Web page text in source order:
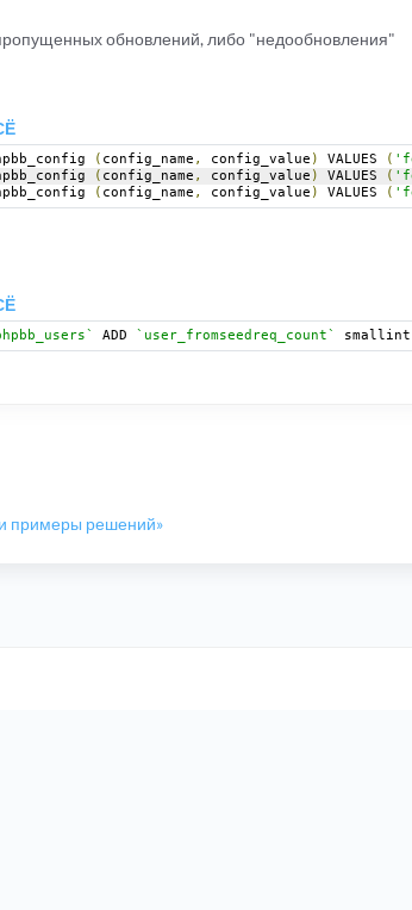
обновлений, либо "недообновления"
( config_name , config_value ) VALUES (
( config_name , config_value ) VALUES (
( config_name , config_value ) VALUES (
ADD `user_fromseedreq_count` smallint
примеры решений»